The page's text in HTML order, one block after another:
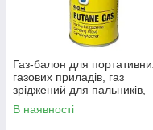
Газ-балон для
газових приладів, газ
зріджений для пальників,
MIR-XOЗ 450 мл BUTAN
В наявності